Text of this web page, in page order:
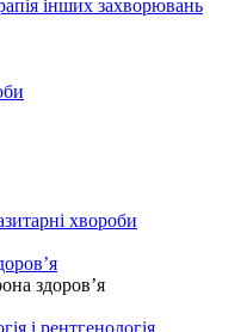
інших захворювань
хвороби
здоров’я
і рентгенологія